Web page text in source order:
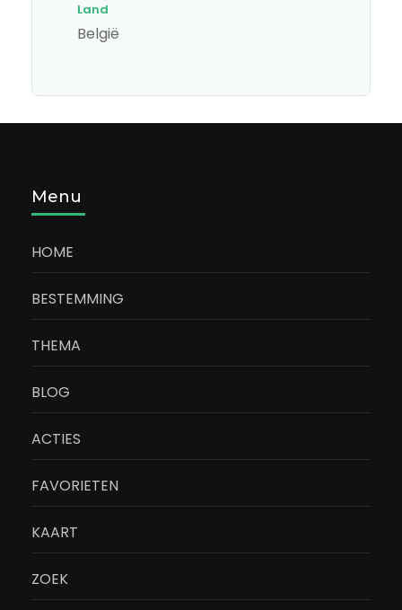
Land
België
Menu
HOME
BESTEMMING
THEMA
BLOG
ACTIES
FAVORIETEN
KAART
ZOEK